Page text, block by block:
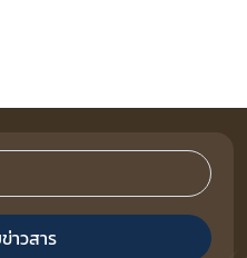
าวสาร